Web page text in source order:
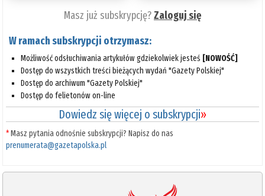
Masz już subskrypcję?Zaloguj się
W ramach subskrypcji otrzymasz:
Możliwość odsłuchiwania artykułów gdziekolwiek jesteś [NOWOŚĆ]
Dostęp do wszystkich treści bieżących wydań "Gazety Polskiej"
Dostęp do archiwum "Gazety Polskiej"
Dostęp do felietonów on-line
Dowiedz się więcej o subskrypcji»
*Masz pytania odnośnie subskrypcji? Napisz do nas
prenumerata@gazetapolska.pl